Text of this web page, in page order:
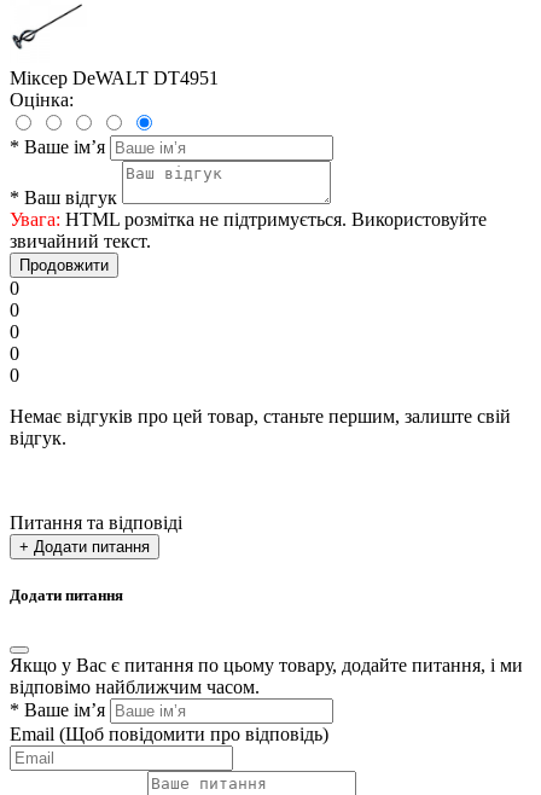
Міксер DeWALT DT4951
Оцінка:
* Ваше ім’я
* Ваш відгук
Увага: HTML розмітка не підтримується. Використовуйте
звичайний текст.
Продовжити
0
0
0
0
0
Немає відгуків про цей товар, станьте першим, залиште свій
відгук.
Питання та відповіді
+ Додати питання
Додати питання
Якщо у Вас є питання по цьому товару, додайте питання, і ми
відповімо найближчим часом.
* Ваше ім’я
Email (Щоб повідомити про відповідь)